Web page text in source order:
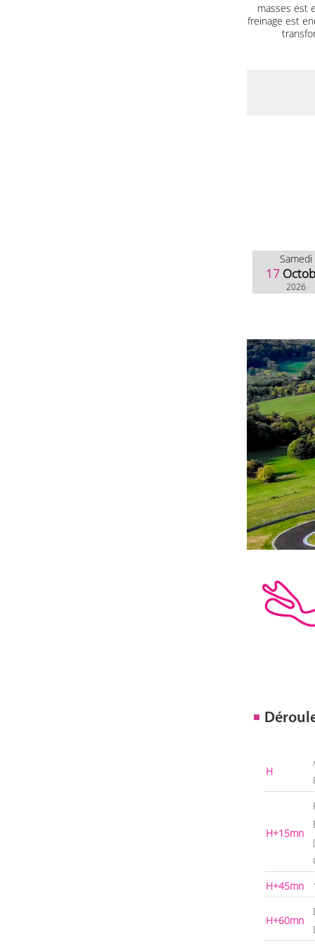
H
H+15mn
H+45mn
H+60mn
masses est
freinage est
Samedi
17
2026